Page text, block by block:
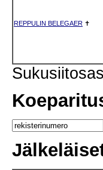
REPPULIN BELEGAER ✝